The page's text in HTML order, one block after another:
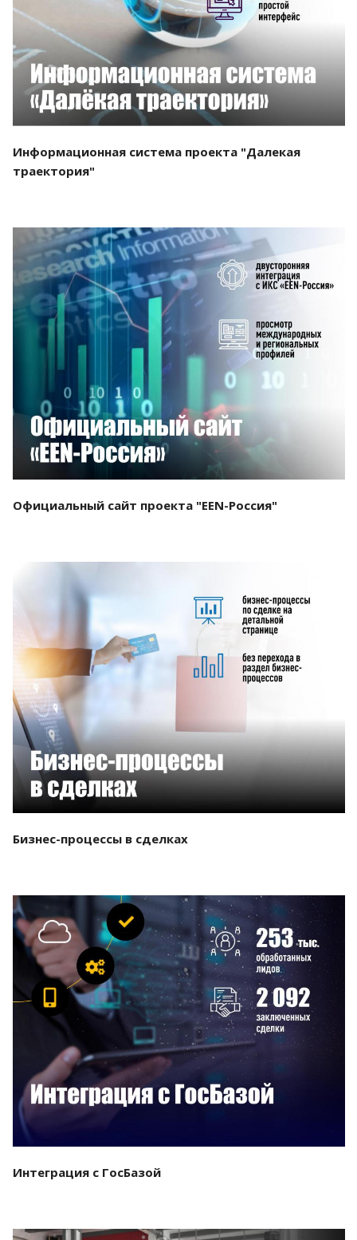
Смотреть проект
Информационная система проекта "Далекая
траектория"
Смотреть проект
Официальный сайт проекта "EEN-Россия"
Бизнес-процессы в сделках
Смотреть проект
Интеграция с ГосБазой